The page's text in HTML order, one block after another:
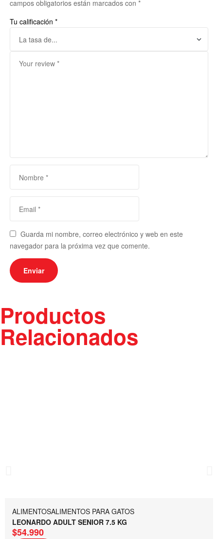
campos obligatorios están marcados con *
Tu calificación *
Guarda mi nombre, correo electrónico y web en este
navegador para la próxima vez que comente.
Productos
Relacionados
ALIMENTOSALIMENTOS PARA GATOS
LEONARDO ADULT SENIOR 7.5 KG
$54.990